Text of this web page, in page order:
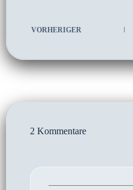
VORHERIGER
2 Kommentare